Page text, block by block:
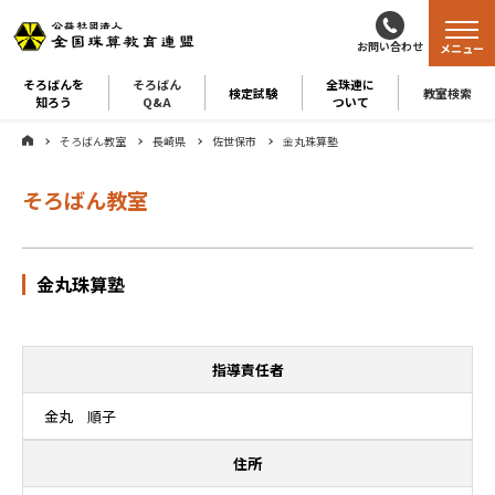
お問い合わせ
そろばんを
知ろう
そろばん
Q&A
検定試験
全珠連に
ついて
教室検索
メニュー
そろばん教室 長崎県 佐世保市 金丸珠算塾
そろばん教室
金丸珠算塾
指導責任者
金丸 順子
住所